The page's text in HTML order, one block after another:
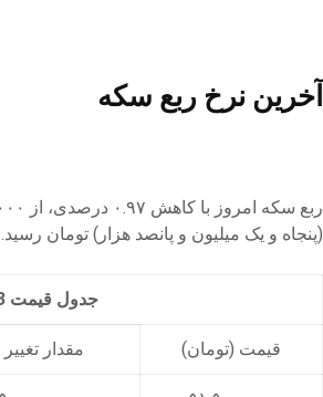
آخرین نرخ ربع سکه
(پنجاه و یک میلیون و پانصد هزار) تومان رسید.
جدول قیمت 3 روز اخیر ربع سکه
قیمت (تومان) مقدار تغییر